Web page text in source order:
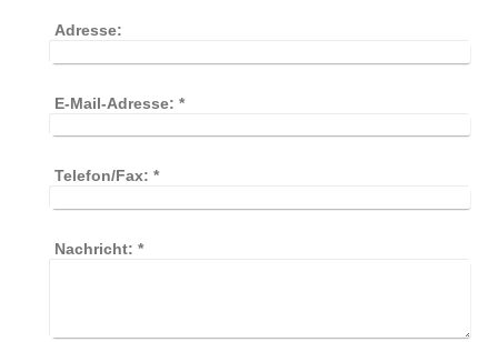
Adresse:
E-Mail-Adresse: *
Telefon/Fax: *
Nachricht: *